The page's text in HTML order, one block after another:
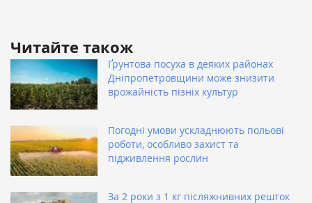
Читайте також
Ґрунтова посуха в деяких районах
Дніпропетровщини може знизити
врожайність пізніх культур
Погодні умови ускладнюють польові
роботи, особливо захист та
підживлення рослин
За 2 роки з 1 кг післяжнивних решток